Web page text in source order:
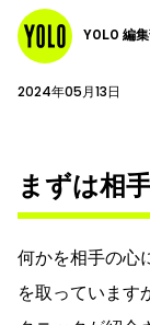
YOLO 編
2024年05月13日
まずは相
何かを相手の心
を取っていま